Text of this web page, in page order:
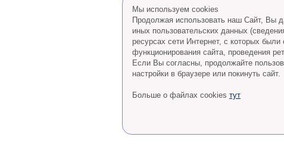
Мы используем cookies
Продолжая использовать наш Сайт, Вы
иных пользовательских данных
ресурсах сети Интернет, с которых
функционирования сайта, проведения
Eсли Вы согласны, продолжайте
настройки в браузере или покинуть сайт.
Больше о файлах cookies тут